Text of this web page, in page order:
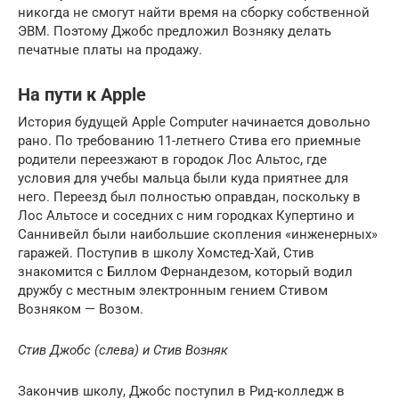
никогда не смогут найти время на сборку собственной
ЭВМ. Поэтому Джобс предложил Возняку делать
печатные платы на продажу.
На пути к Apple
История будущей Apple Computer начинается довольно
рано. По требованию 11-летнего Стива его приемные
родители переезжают в городок Лос Альтос, где
условия для учебы мальца были куда приятнее для
него. Переезд был полностью оправдан, поскольку в
Лос Альтосе и соседних с ним городках Купертино и
Саннивейл были наибольшие скопления «инженерных»
гаражей. Поступив в школу Хомстед-Хай, Стив
знакомится с Биллом Фернандезом, который водил
дружбу с местным электронным гением Стивом
Возняком — Возом.
Стив Джобс (слева) и Стив Возняк
Закончив школу, Джобс поступил в Рид-колледж в